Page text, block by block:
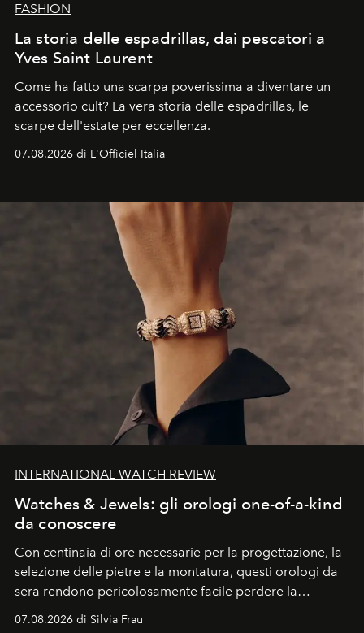
FASHION
La storia delle espadrillas, dai pescatori a
Yves Saint Laurent
Come ha fatto una scarpa poverissima a diventare un
accessorio cult? La vera storia delle espadrillas, le
scarpe dell'estate per eccellenza.
07.08.2026 di L'Officiel Italia
INTERNATIONAL WATCH REVIEW
Watches & Jewels: gli orologi one-of-a-kind
da conoscere
Con centinaia di ore necessarie per la progettazione, la
selezione delle pietre e la montatura, questi orologi da
sera rendono pericolosamente facile perdere la
cognizione del tempo. Ma con quadranti così
07.08.2026 di Silvia Frau